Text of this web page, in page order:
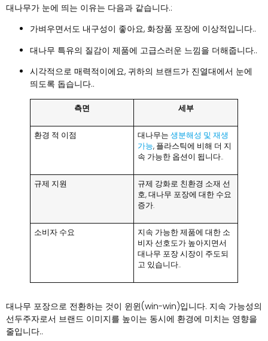
대나무가 눈에 띄는 이유는 다음과 같습니다.:
가벼우면서도 내구성이 좋아요, 화장품 포장에 이상적입니다..
대나무 특유의 질감이 제품에 고급스러운 느낌을 더해줍니다..
시각적으로 매력적이에요, 귀하의 브랜드가 진열대에서 눈에
띄도록 돕습니다..
측면 세부
환경 적 이점 대나무는생분해성 및 재생
가능, 플라스틱에 비해 더 지
속 가능한 옵션이 됩니다..
규제 지원
규제 강화로 친환경 소재 선
호, 대나무 포장에 대한 수요
증가.
소비자 수요
지속 가능한 제품에 대한 소
비자 선호도가 높아지면서
대나무 포장 시장이 주도되
고 있습니다..
대나무 포장으로 전환하는 것이 윈윈(win-win)입니다. 지속 가능성의
선두주자로서 브랜드 이미지를 높이는 동시에 환경에 미치는 영향을
줄입니다..